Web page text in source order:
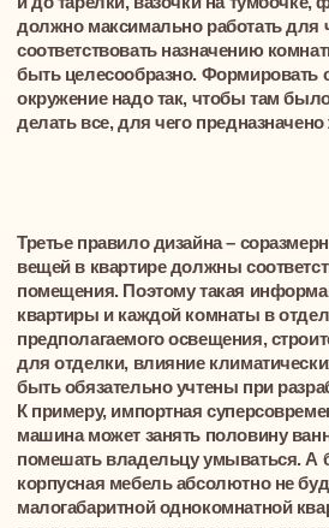
Правило второе – эстетика. Все предметы в
доме должны быть красивыми и формировать
эстетичный интерьер. Вещи, которые утратили
внешний вид и потеряли практичность, в доме
не должны. Но здесь важно помнить, что эстетика
должна преобладать перед функционалом. Это
не нужно в коридоре на стену вешать красивые
рога, если потом придется пригибаться, чтобы